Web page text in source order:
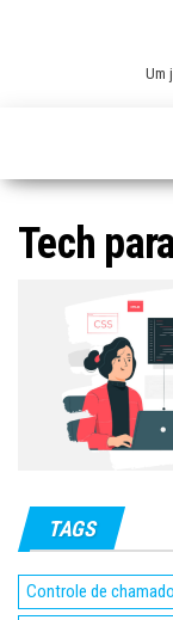
Um
Tech
TAGS
Controle de